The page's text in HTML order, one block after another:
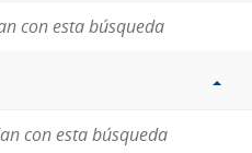
con esta búsqueda
con esta búsqueda